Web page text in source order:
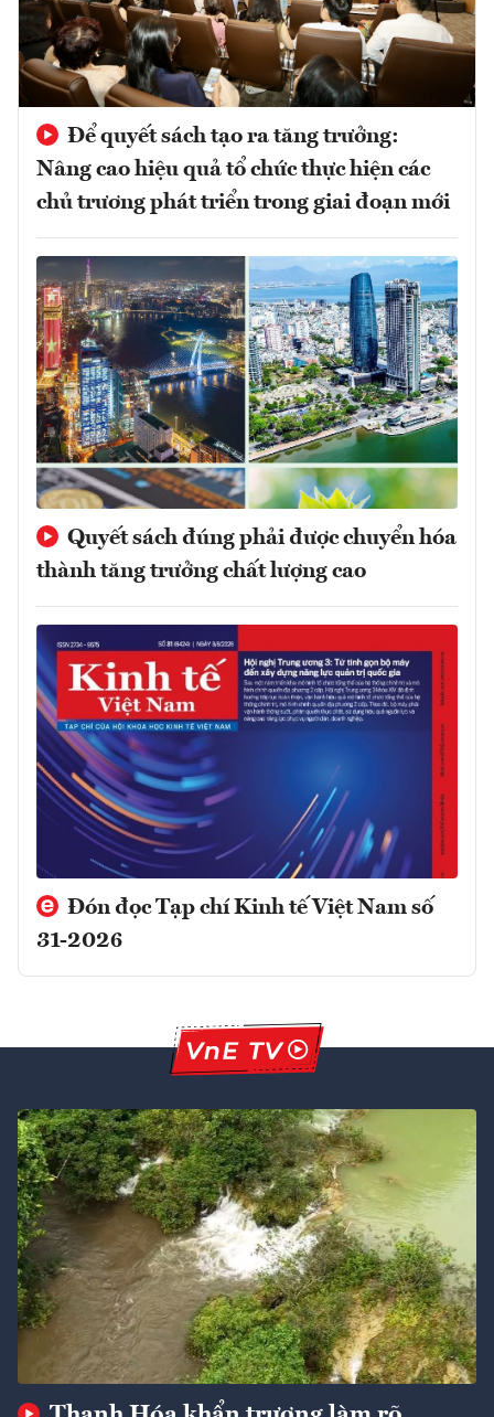
Để quyết sách tạo ra tăng trưởng:
Nâng cao hiệu quả tổ chức thực hiện các
chủ trương phát triển trong giai đoạn mới
Quyết sách đúng phải được chuyển hóa
thành tăng trưởng chất lượng cao
Đón đọc Tạp chí Kinh tế Việt Nam số
31-2026